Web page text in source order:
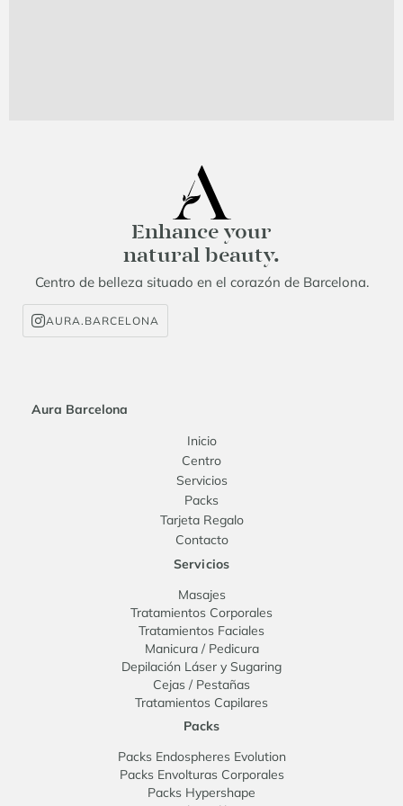
Enhance your
natural beauty.
Centro de belleza situado en el corazón de Barcelona.
AURA.BARCELONA
Aura Barcelona
Inicio
Centro
Servicios
Packs
Tarjeta Regalo
Contacto
Servicios
Masajes
Tratamientos Corporales
Tratamientos Faciales
Manicura / Pedicura
Depilación Láser y Sugaring
Cejas / Pestañas
Tratamientos Capilares
Packs
Packs Endospheres Evolution
Packs Envolturas Corporales
Packs Hypershape